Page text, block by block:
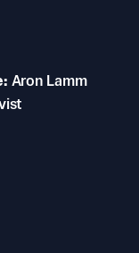
Aron Lamm